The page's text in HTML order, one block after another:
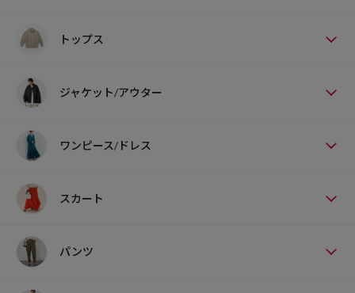
トップス
ジャケット/アウター
ワンピース/ドレス
スカート
パンツ